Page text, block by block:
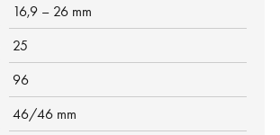
16,9 – 26 mm
25
96
46/46 mm